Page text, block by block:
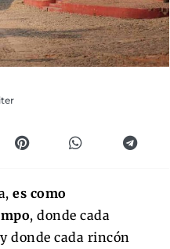
es como
, donde cada
donde cada rincón